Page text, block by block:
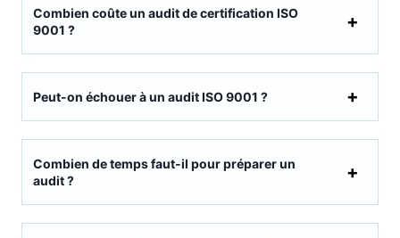
Combien coûte un audit de certification ISO
9001 ?
Peut-on échouer à un audit ISO 9001 ?
Combien de temps faut-il pour préparer un
audit ?